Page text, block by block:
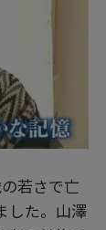
若さで亡
した。山澤